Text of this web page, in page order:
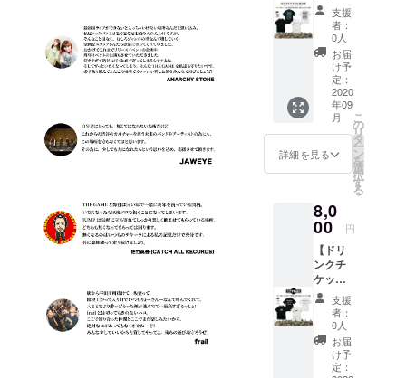
はお名
前(又は
ニック
ネーム)
を備考
欄へご
記入く
ださ
い。 ※
掲載不
要の方
要】と
ご記入
くださ
い
ケット1
枚 。 有
効期限
は営業
再開か
ら6ヶ月
以内。
ZEPHY
RENス
テッ
スター
へのお
名前掲
載。 ※
掲載可
能な方
はお名
前(又は
ニック
ネーム)
を備考
欄へご
(1枚)＋
GRAVY
SOURC
E Tシャ
ツ＋ス
テッ
カー1枚
支援】
● Tシャ
ツ
(BLAC
K or
WHITE)
・サイ
ズ：M /
L / XL /
XXL ●
ドリン
クチ
ケット1
枚 。 有
効期限
は営業
再開か
ら6ヶ月
支援
者：
0人
お届
け予
定：
2020
年09
月
詳細を見る
こ
の
リ
タ
ー
ン
を
選
択
す
る
8,0
00 円
【ドリ
ンクチ
ケット
(1枚)＋
TOYPL
ANE T
シャツ
＋ス
テッ
支援
者：
0人
お届
け予
定：